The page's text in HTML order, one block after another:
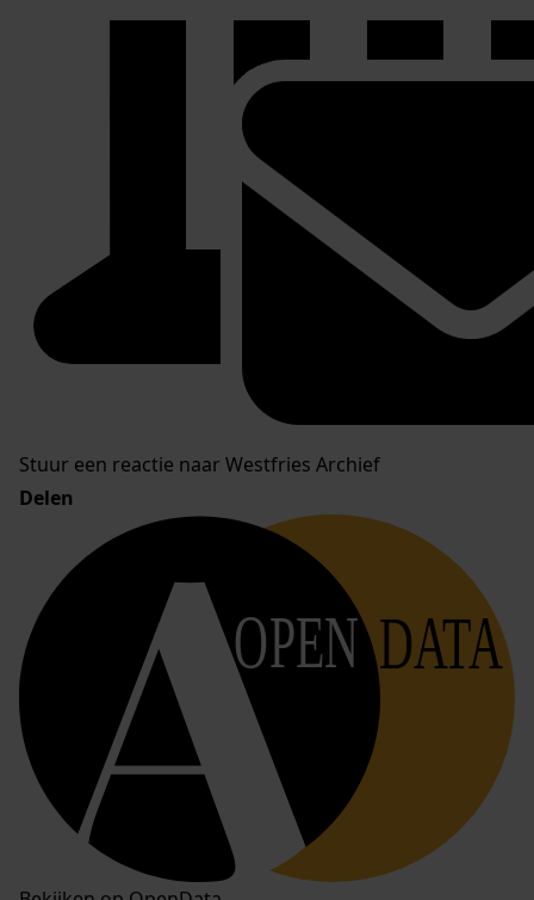
Stuur een reactie naar Westfries Archief
Delen
OPEN DATA